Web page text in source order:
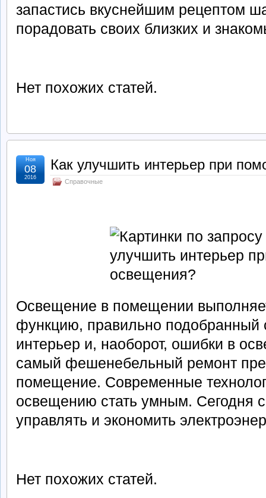
запастись вкуснейшим рецептом
порадовать своих близких и
Нет похожих статей.
Как улучшить интерьер при
Справочные
Ноя
08
2016
Освещение в помещении
функцию, правильно подобранный
интерьер и, наоборот, ошибки в
самый фешенебельный ремонт
помещение. Современные
освещению стать умным. Сегодня
управлять и экономить
Нет похожих статей.